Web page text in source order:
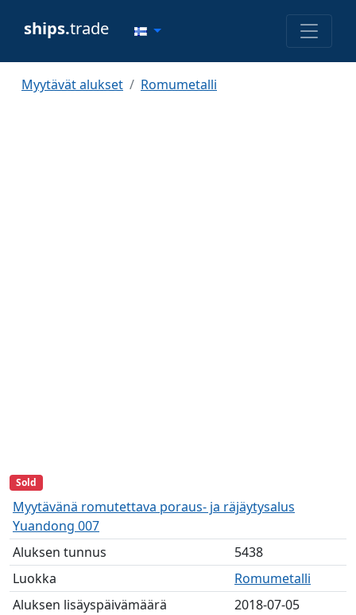
ships.trade
Myytävät alukset Romumetalli
Sold
Myytävänä romutettava poraus- ja räjäytysalus
Yuandong 007
Aluksen tunnus
5438
Luokka
Romumetalli
Aluksen lisäyspäivämäärä
2018-07-05